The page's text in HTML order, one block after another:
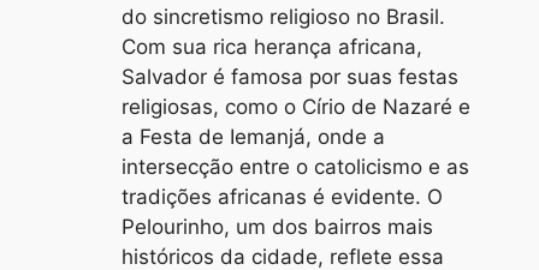
do sincretismo religioso no Brasil.
Com sua rica herança africana,
Salvador é famosa por suas festas
religiosas, como o Círio de Nazaré e
a Festa de Iemanjá, onde a
intersecção entre o catolicismo e as
tradições africanas é evidente. O
Pelourinho, um dos bairros mais
históricos da cidade, reflete essa